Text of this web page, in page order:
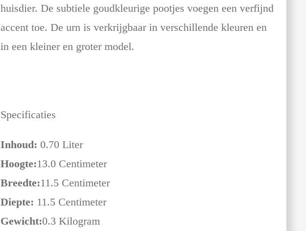
huisdier. De subtiele goudkleurige pootjes voegen een verfijnd
accent toe. De urn is verkrijgbaar in verschillende kleuren en
in een kleiner en groter model.
Specificaties
Inhoud: 0.70 Liter
Hoogte:13.0 Centimeter
Breedte:11.5 Centimeter
Diepte: 11.5 Centimeter
Gewicht:0.3 Kilogram